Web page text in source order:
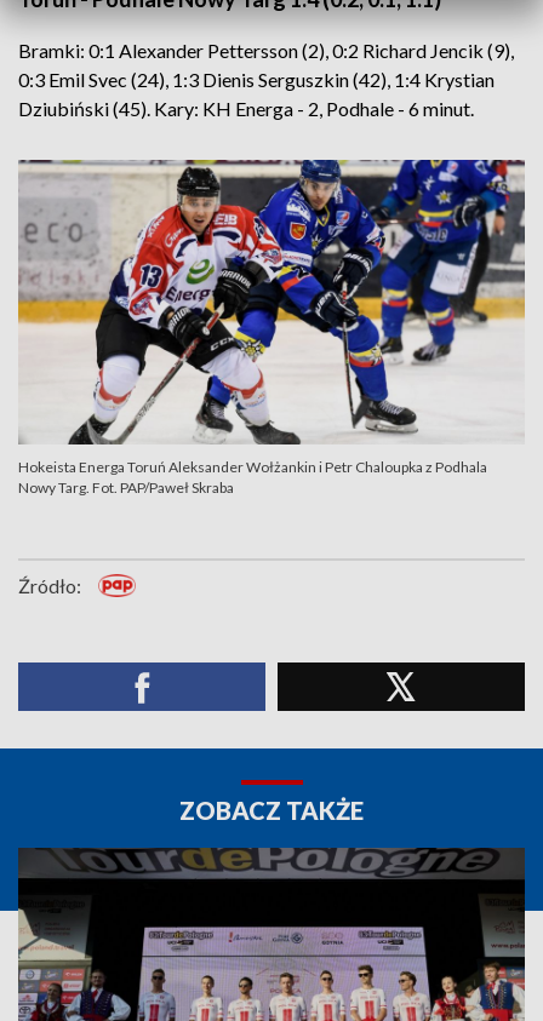
Bramki: 0:1 Alexander Pettersson (2), 0:2 Richard Jencik (9),
0:3 Emil Svec (24), 1:3 Dienis Serguszkin (42), 1:4 Krystian
Dziubiński (45). Kary: KH Energa - 2, Podhale - 6 minut.
Hokeista Energa Toruń Aleksander Wołżankin i Petr Chaloupka z Podhala
Nowy Targ. Fot. PAP/Paweł Skraba
Źródło:
ZOBACZ TAKŻE